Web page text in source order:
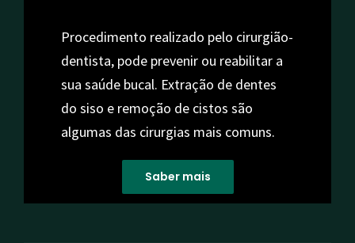
Procedimento realizado pelo cirurgião-
dentista, pode prevenir ou reabilitar a
sua saúde bucal. Extração de dentes
do siso e remoção de cistos são
algumas das cirurgias mais comuns.
Saber mais